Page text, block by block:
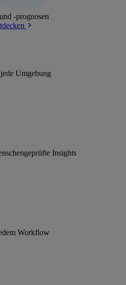
-prognosen
Umgebung
Insights
Workflow